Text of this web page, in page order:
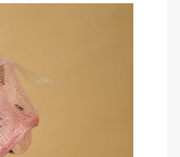
& Kjersti